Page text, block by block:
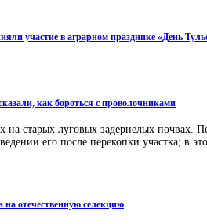
участие в аграрном празднике «День
как бороться с проволочниками
старых луговых задернелых
его после перекопки участка; в
на отечественную селекцию